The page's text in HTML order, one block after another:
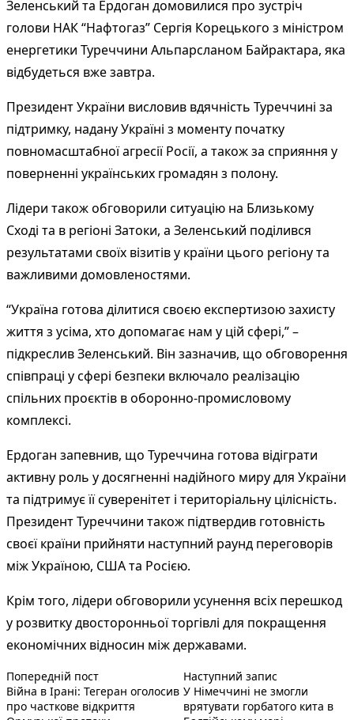
Зеленський та Ердоган домовилися про зустріч
голови НАК “Нафтогаз” Сергія Корецького з міністром
енергетики Туреччини Альпарсланом Байрактара, яка
відбудеться вже завтра.
Президент України висловив вдячність Туреччині за
підтримку, надану Україні з моменту початку
повномасштабної агресії Росії, а також за сприяння у
поверненні українських громадян з полону.
Лідери також обговорили ситуацію на Близькому
Сході та в регіоні Затоки, а Зеленський поділився
результатами своїх візитів у країни цього регіону та
важливими домовленостями.
“Україна готова ділитися своєю експертизою захисту
життя з усіма, хто допомагає нам у цій сфері,” –
підкреслив Зеленський. Він зазначив, що обговорення
співпраці у сфері безпеки включало реалізацію
спільних проєктів в оборонно-промисловому
комплексі.
Ердоган запевнив, що Туреччина готова відіграти
активну роль у досягненні надійного миру для України
та підтримує її суверенітет і територіальну цілісність.
Президент Туреччини також підтвердив готовність
своєї країни прийняти наступний раунд переговорів
між Україною, США та Росією.
Крім того, лідери обговорили усунення всіх перешкод
у розвитку двосторонньої торгівлі для покращення
економічних відносин між державами.
Навігація
записів
Попередній постПопередній запис:
Війна в Ірані: Тегеран оголосив
про часткове відкриття
Наступний записНаступний
У Німеччині не змогли
врятувати горбатого кита в